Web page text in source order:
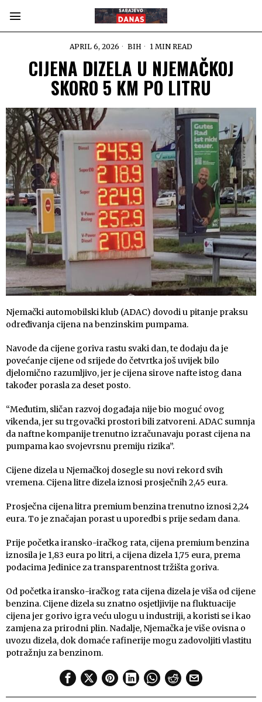
APRIL 6, 2026 BIH 1 MIN READ
CIJENA DIZELA U NJEMAČKOJ
SKORO 5 KM PO LITRU
Njemački automobilski klub (ADAC) dovodi u pitanje praksu
određivanja cijena na benzinskim pumpama.
Navode da cijene goriva rastu svaki dan, te dodaju da je
povećanje cijene od srijede do četvrtka još uvijek bilo
djelomično razumljivo, jer je cijena sirove nafte istog dana
također porasla za deset posto.
“Međutim, sličan razvoj događaja nije bio moguć ovog
vikenda, jer su trgovački prostori bili zatvoreni. ADAC sumnja
da naftne kompanije trenutno izračunavaju porast cijena na
pumpama kao svojevrsnu premiju rizika”.
Cijene dizela u Njemačkoj dosegle su novi rekord svih
vremena. Cijena litre dizela iznosi prosječnih 2,45 eura.
Prosječna cijena litra premium benzina trenutno iznosi 2,24
eura. To je značajan porast u uporedbi s prije sedam dana.
Prije početka iransko-iračkog rata, cijena premium benzina
iznosila je 1,83 eura po litri, a cijena dizela 1,75 eura, prema
podacima Jedinice za transparentnost tržišta goriva.
Od početka iransko-iračkog rata cijena dizela je viša od cijene
benzina. Cijene dizela su znatno osjetljivije na fluktuacije
cijena jer gorivo igra veću ulogu u industriji, a koristi se i kao
zamjena za prirodni plin. Nadalje, Njemačka je više ovisna o
uvozu dizela, dok domaće rafinerije mogu zadovoljiti vlastitu
potražnju za benzinom.